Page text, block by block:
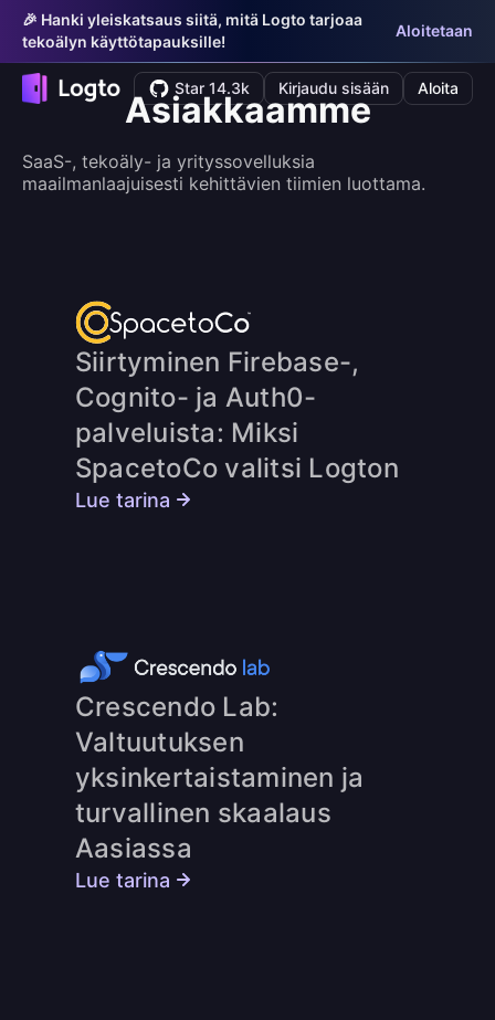
🎉 Hanki yleiskatsaus siitä, mitä Logto tarjoaa
tekoälyn käyttötapauksille!
Aloitetaan
Star 14.3k Kirjaudu sisään Aloita
Asiakkaamme
SaaS-, tekoäly- ja yrityssovelluksia
maailmanlaajuisesti kehittävien tiimien luottama.
Siirtyminen Firebase-,
Cognito- ja Auth0-
palveluista: Miksi
SpacetoCo valitsi Logton
Lue tarina
Crescendo Lab:
Valtuutuksen
yksinkertaistaminen ja
turvallinen skaalaus
Aasiassa
Lue tarina